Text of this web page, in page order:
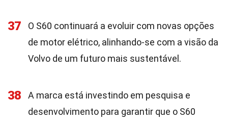
37
O S60 continuará a evoluir com novas opções
de motor elétrico, alinhando-se com a visão da
Volvo de um futuro mais sustentável.
38
A marca está investindo em pesquisa e
desenvolvimento para garantir que o S60